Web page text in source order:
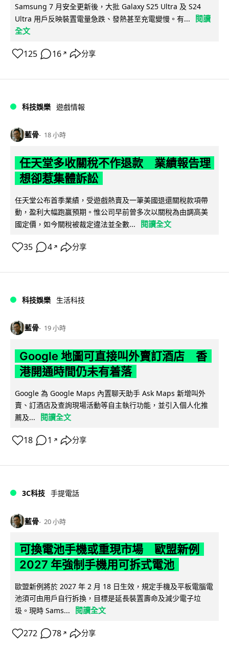
Samsung 7 月安全更新後，大批 Galaxy S25 Ultra 及 S24
Ultra 用戶反映裝置電量急跌、發熱甚至充電變慢。有...
閱讀
全文
125 16 ↗ 分享
科技娛樂 遊戲情報
藍骨 18 小時
任天堂多收關稅不作退款 業績報告理
想卻惹集體訴訟
任天堂公布首季業績，受遊戲熱賣及一筆美國退還關稅款項帶
動，盈利大幅跑贏預期。惟公司早前曾多次以關稅為由調高美
國定價，如今關稅被裁定違法並全數...
閱讀全文
35 4 ↗ 分享
科技娛樂 生活科技
藍骨 19 小時
Google 地圖可直接叫外賣訂酒店 香
港開通時間仍未有着落
Google 為 Google Maps 內置聊天助手 Ask Maps 新增叫外
賣、訂酒店及查詢現場活動等自主執行功能，並引入個人化推
薦及...
閱讀全文
18 1 ↗ 分享
3C科技 手提電話
藍骨 20 小時
可換電池手機或重現市場 歐盟新例
2027 年強制手機用可拆式電池
歐盟新例將於 2027 年 2 月 18 日生效，規定手機及平板電腦電
池須可由用戶自行拆換，目標是延長裝置壽命及減少電子垃
圾。現時 Sams...
閱讀全文
272 78 ↗ 分享